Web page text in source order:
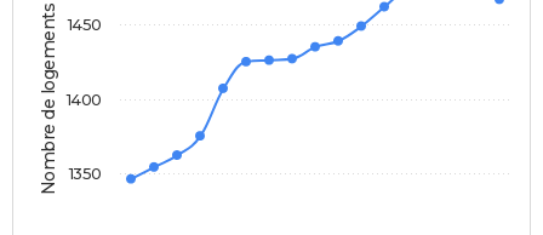
Nombre de logements 1350
1400
1450